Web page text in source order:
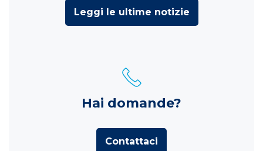
Leggi le ultime notizie
Hai domande?
Contattaci